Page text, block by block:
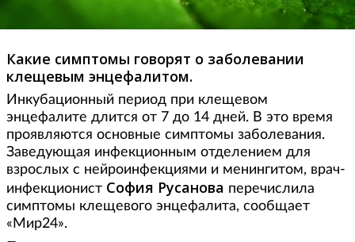
Какие симптомы говорят о заболевании
клещевым энцефалитом.
Инкубационный период при клещевом
энцефалите длится от 7 до 14 дней. В это время
проявляются основные симптомы заболевания.
Заведующая инфекционным отделением для
взрослых с нейроинфекциями и менингитом, врач-
инфекционист София Русанова перечислила
симптомы клещевого энцефалита, сообщает
«Мир24».